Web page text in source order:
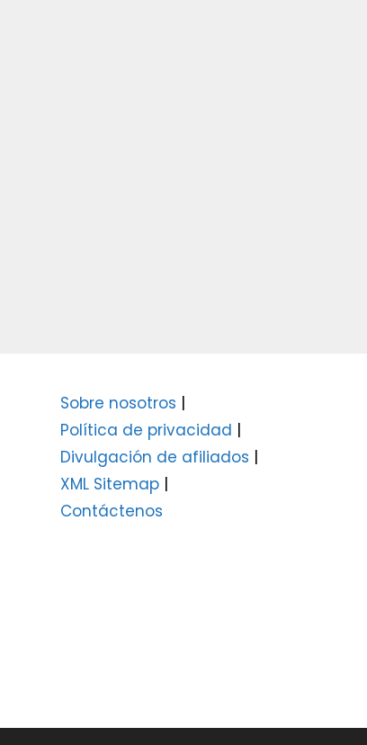
Sobre nosotros |
Política de privacidad |
Divulgación de afiliados |
XML Sitemap |
Contáctenos